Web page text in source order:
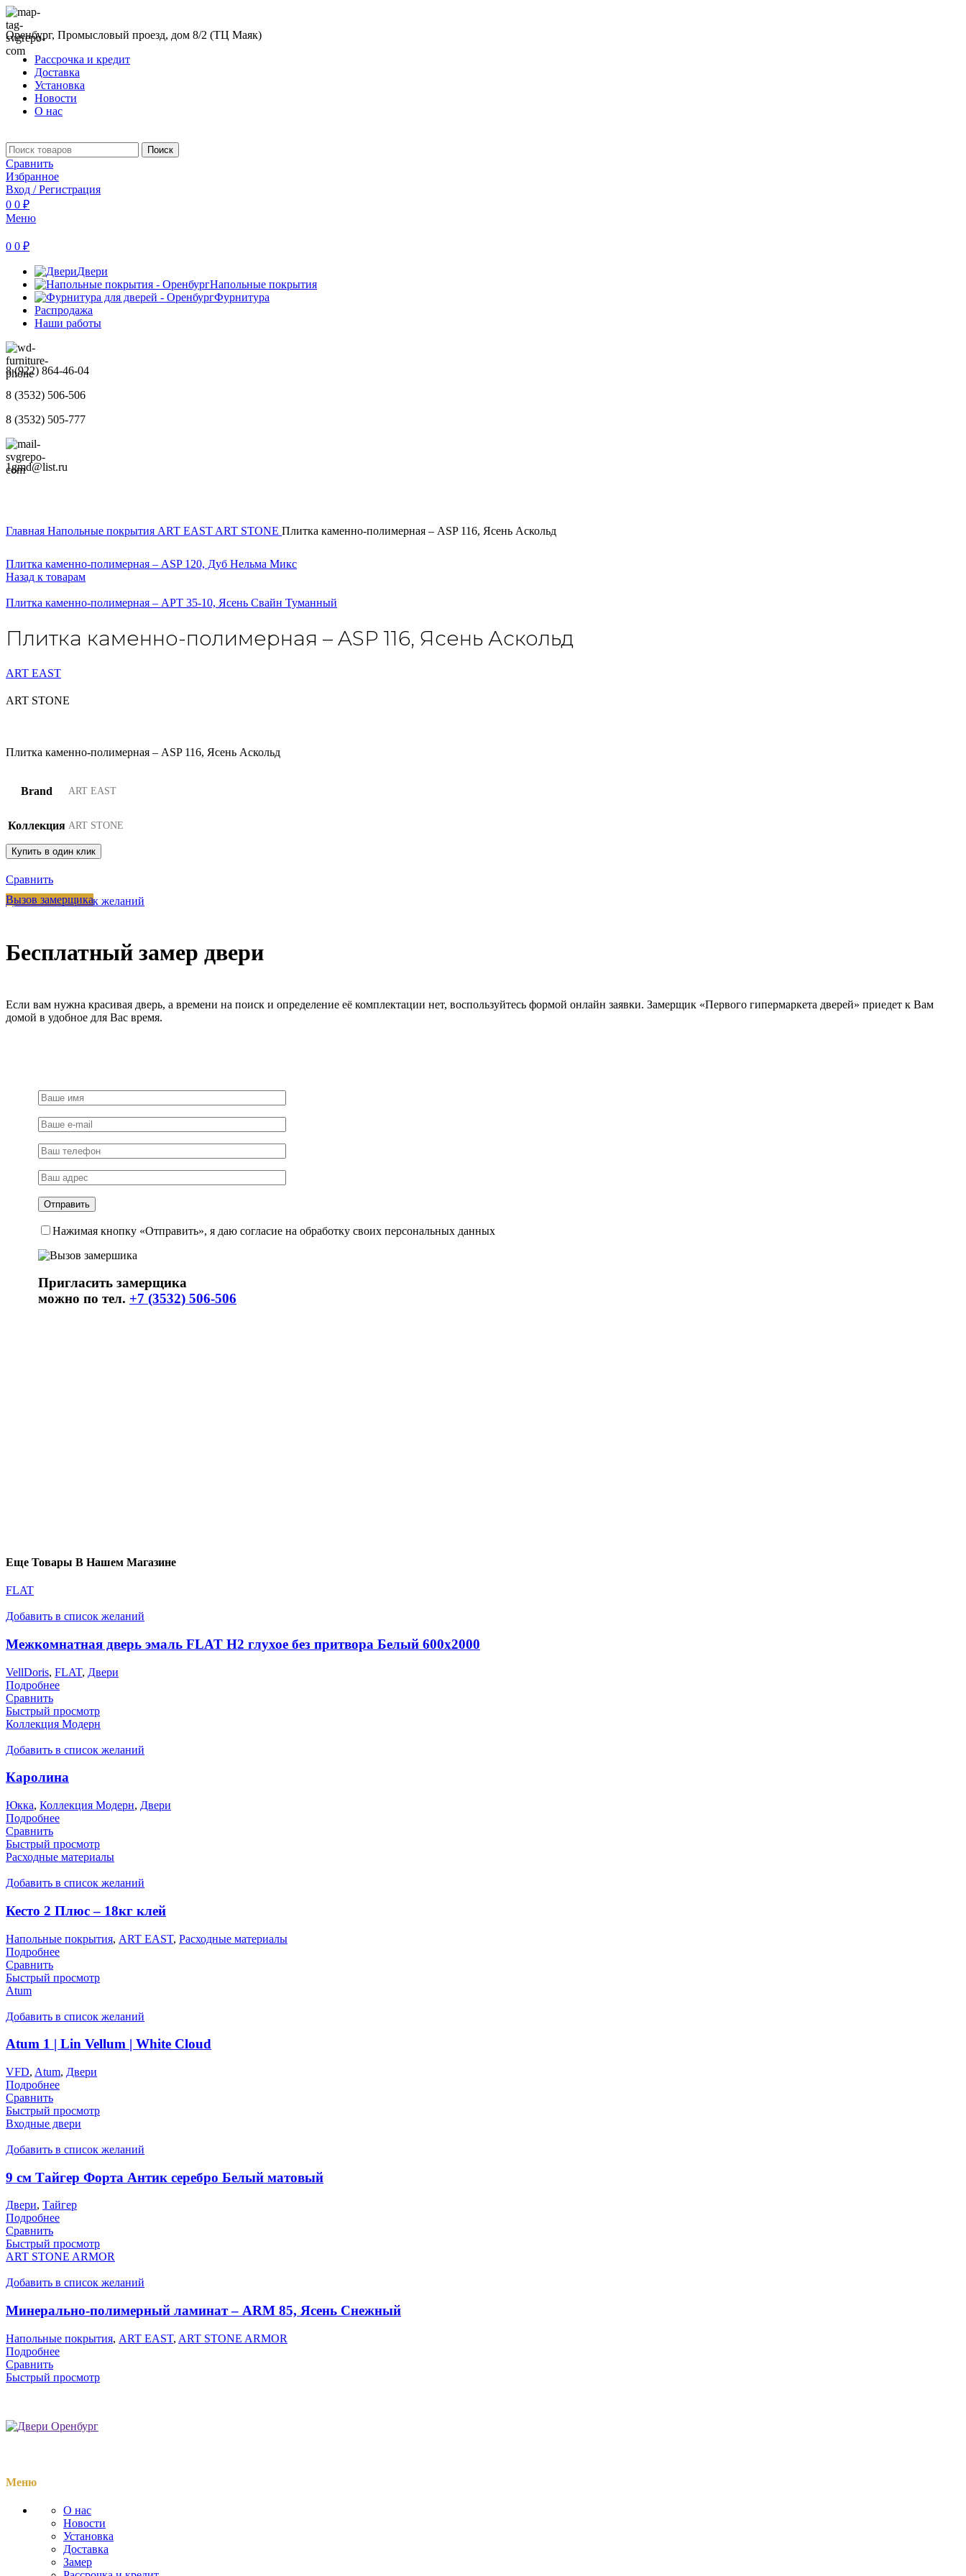
Оренбург, Промысловый проезд, дом 8/2 (ТЦ Маяк)
Рассрочка и кредит
Доставка
Установка
Новости
О нас
Поиск
Сравнить
Избранное
Вход / Регистрация
0 0 ₽
Меню
0 0 ₽
Двери
Напольные покрытия
Фурнитура
Распродажа
Наши работы
8 (922) 864-46-04
8 (3532) 506-506
8 (3532) 505-777
1gmd@list.ru
Главная Напольные покрытия ART EAST ART STONE Плитка каменно-полимерная – ASP 116, Ясень Аскольд
Плитка каменно-полимерная – ASP 120, Дуб Нельма Микс
Назад к товарам
Плитка каменно-полимерная – APT 35-10, Ясень Свайн Туманный
Плитка каменно-полимерная – ASP 116, Ясень Аскольд
ART EAST
ART STONE
Плитка каменно-полимерная – ASP 116, Ясень Аскольд
Brand ART EAST
Коллекция ART STONE
Купить в один клик
Сравнить
Добавить в список желаний
Вызов замерщика
Бесплатный замер двери
Если вам нужна красивая дверь, а времени на поиск и определение её комплектации нет, воспользуйтесь формой онлайн заявки. Замерщик «Первого гипермаркета дверей» приедет к Вам
домой в удобное для Вас время.
Нажимая кнопку «Отправить», я даю согласие на обработку своих персональных данных
Пригласить замерщика
можно по тел. +7 (3532) 506-506
Еще Товары В Нашем Магазине
FLAT
Добавить в список желаний
Межкомнатная дверь эмаль FLAT H2 глухое без притвора Белый 600х2000
VellDoris, FLAT, Двери
Подробнее
Сравнить
Быстрый просмотр
Коллекция Модерн
Добавить в список желаний
Каролина
Юкка, Коллекция Модерн, Двери
Подробнее
Сравнить
Быстрый просмотр
Расходные материалы
Добавить в список желаний
Кесто 2 Плюс – 18кг клей
Напольные покрытия, ART EAST, Расходные материалы
Подробнее
Сравнить
Быстрый просмотр
Atum
Добавить в список желаний
Atum 1 | Lin Vellum | White Cloud
VFD, Atum, Двери
Подробнее
Сравнить
Быстрый просмотр
Входные двери
Добавить в список желаний
9 см Тайгер Форта Антик серебро Белый матовый
Двери, Тайгер
Подробнее
Сравнить
Быстрый просмотр
ART STONE ARMOR
Добавить в список желаний
Минерально-полимерный ламинат – ARM 85, Ясень Снежный
Напольные покрытия, ART EAST, ART STONE ARMOR
Подробнее
Сравнить
Быстрый просмотр
Меню
О нас
Новости
Установка
Доставка
Замер